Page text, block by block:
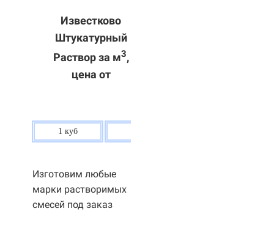
Известково
Штукатурный
Раствор за м3,
цена от
1 куб
Изготовим любые
марки растворимых
смесей под заказ